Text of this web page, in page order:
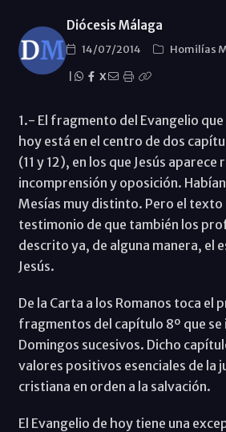
Diócesis Málaga
14/07/2014
Homilías
X
1.- El fragmento del Evangelio
hoy está en el centro de dos
(11 y 12), en los que Jesús aparece
incomprensión y oposición.
Mesías muy distinto. Pero el texto
testimonio de que también los
descrito ya, de alguna manera, el
Jesús.
De la Carta a los Romanos toca el
fragmentos del capítulo 8º que se
Domingos sucesivos. Dicho
valores positivos esenciales de la
cristiana en orden a la salvación.
El Evangelio de hoy tiene una